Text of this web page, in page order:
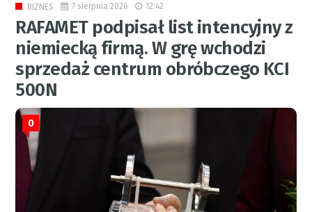
BIZNES 7 sierpnia 2026 12:42
RAFAMET podpisał list intencyjny z
niemiecką firmą. W grę wchodzi
sprzedaż centrum obróbczego KCI
500N
0